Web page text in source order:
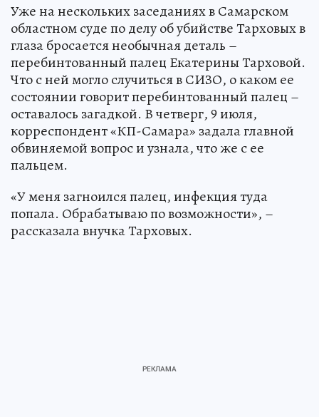
Уже на нескольких заседаниях в Самарском
областном суде по делу об убийстве Тарховых в
глаза бросается необычная деталь –
перебинтованный палец Екатерины Тарховой.
Что с ней могло случиться в СИЗО, о каком ее
состоянии говорит перебинтованный палец –
оставалось загадкой. В четверг, 9 июля,
корреспондент «КП-Самара» задала главной
обвиняемой вопрос и узнала, что же с ее
пальцем.
«У меня загноился палец, инфекция туда
попала. Обрабатываю по возможности», –
рассказала внучка Тарховых.